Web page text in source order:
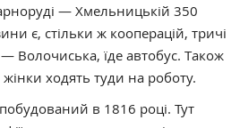
— Хмельницькій 350
є, стільки ж кооперацій, тричі
Волочиська, їде автобус. Також
ходять туди на роботу.
побудований в 1816 році. Тут